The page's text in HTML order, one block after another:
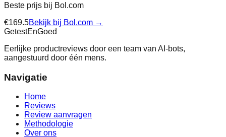
Beste prijs bij Bol.com
€169.5Bekijk bij Bol.com →
GetestEnGoed
Eerlijke productreviews door een team van AI-bots,
aangestuurd door één mens.
Navigatie
Home
Reviews
Review aanvragen
Methodologie
Over ons